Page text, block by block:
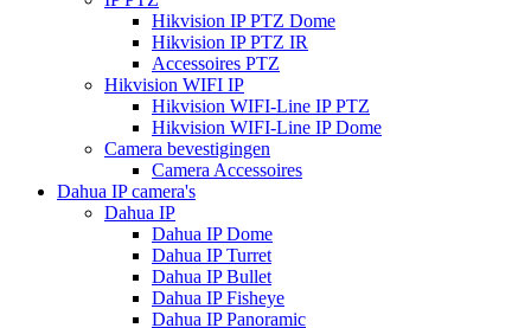
Hikvision IP PTZ Dome
Hikvision IP PTZ IR
Accessoires PTZ
Hikvision WIFI IP
Hikvision WIFI-Line IP PTZ
Hikvision WIFI-Line IP Dome
Camera bevestigingen
Camera Accessoires
Dahua IP camera's
Dahua IP
Dahua IP Dome
Dahua IP Turret
Dahua IP Bullet
Dahua IP Fisheye
Dahua IP Panoramic